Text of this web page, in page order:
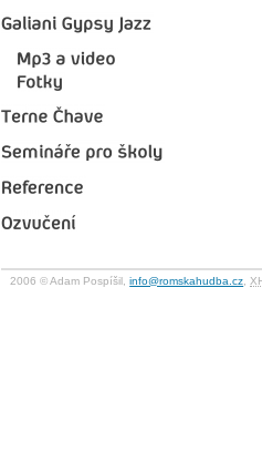
2006 © Adam Pospíšil,info@romskahudba.cz